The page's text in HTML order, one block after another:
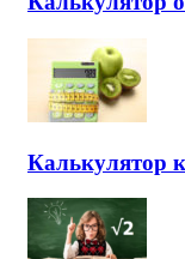
Калькулятор